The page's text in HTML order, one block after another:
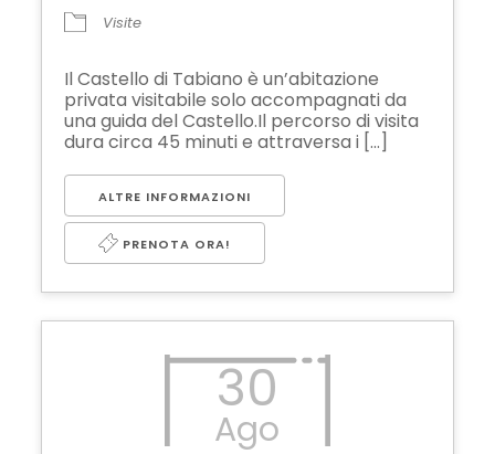
Visite
Il Castello di Tabiano è un’abitazione
privata visitabile solo accompagnati da
una guida del Castello.Il percorso di visita
dura circa 45 minuti e attraversa i [...]
ALTRE INFORMAZIONI
PRENOTA ORA!
30
Ago